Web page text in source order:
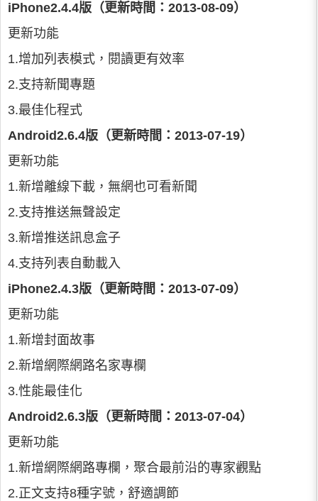
iPhone2.4.4版（更新時間：2013-08-09）
更新功能
1.增加列表模式，閱讀更有效率
2.支持新聞專題
3.最佳化程式
Android2.6.4版（更新時間：2013-07-19）
更新功能
1.新增離線下載，無網也可看新聞
2.支持推送無聲設定
3.新增推送訊息盒子
4.支持列表自動載入
iPhone2.4.3版（更新時間：2013-07-09）
更新功能
1.新增封面故事
2.新增網際網路名家專欄
3.性能最佳化
Android2.6.3版（更新時間：2013-07-04）
更新功能
1.新增網際網路專欄，聚合最前沿的專家觀點
2.正文支持8種字號，舒適調節